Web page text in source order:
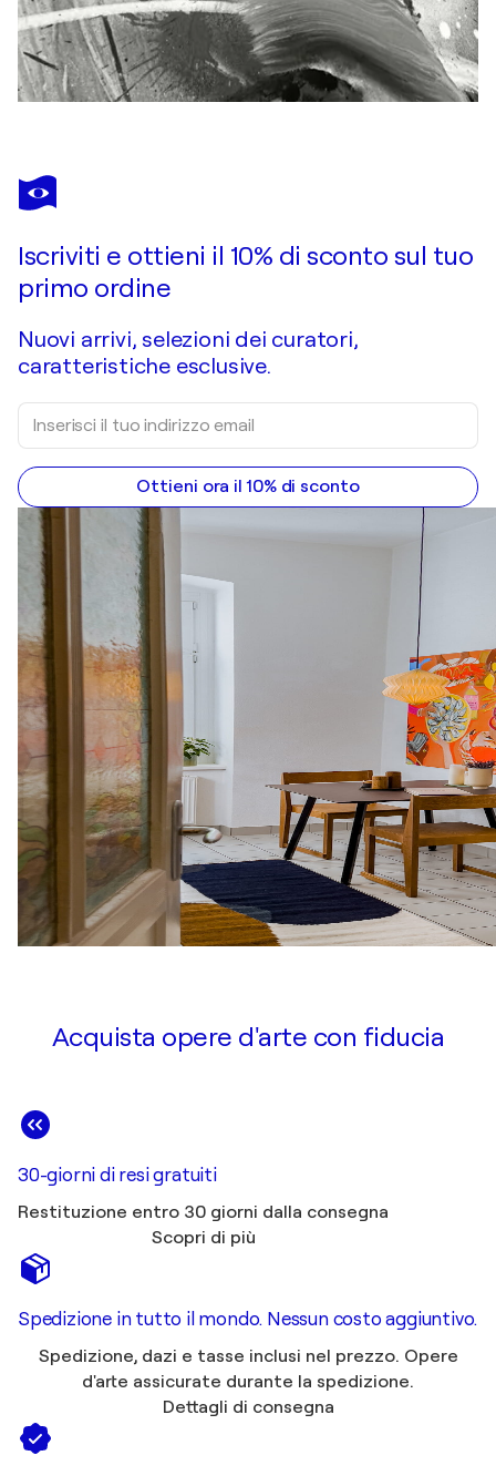
Iscriviti e ottieni il 10% di sconto sul tuo
primo ordine
Nuovi arrivi, selezioni dei curatori,
caratteristiche esclusive.
Ottieni ora il 10% di sconto
Acquista opere d'arte con fiducia
30-giorni di resi gratuiti
Restituzione entro 30 giorni dalla consegna
Scopri di più
Spedizione in tutto il mondo. Nessun costo aggiuntivo.
Spedizione, dazi e tasse inclusi nel prezzo. Opere
d'arte assicurate durante la spedizione.
Dettagli di consegna